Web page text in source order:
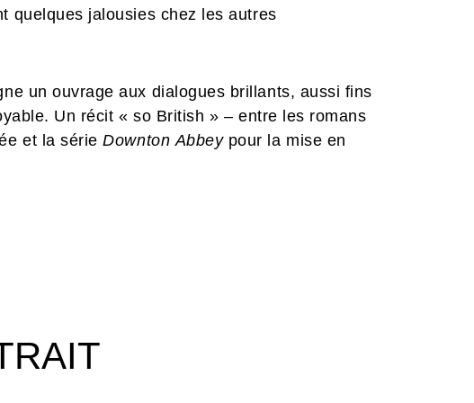
quelques jalousies chez les autres
un ouvrage aux dialogues brillants, aussi fins
Un récit « so British » – entre les romans
et la série Downton Abbeypour la mise en
qui signe son entrée au catalogue
rédigé par Hubert revient en détail sur le
2017